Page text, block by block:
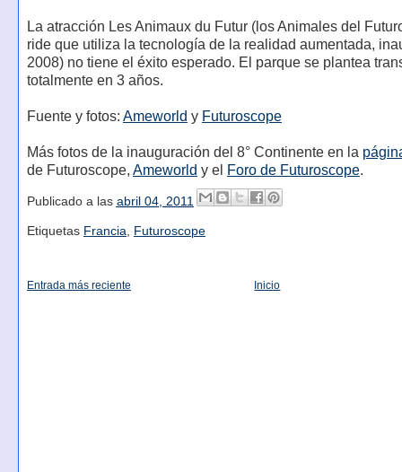
La atracción Les Animaux du Futur (los Animales del
ride que utiliza la tecnología de la realidad aumentada,
2008) no tiene el éxito esperado. El parque se plantea
totalmente en 3 años.
Fuente y fotos: Ameworld y Futuroscope
Más fotos de la inauguración del 8° Continente en la
de Futuroscope, Ameworld y el Foro de Futuroscope.
Publicado a las abril 04, 2011
Etiquetas Francia Futuroscope
Entrada más reciente Inicio